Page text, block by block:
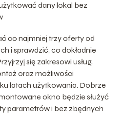
dany lokal bez
co najmniej trzy oferty od
i sprawdzić, co dokładnie
się zakresowi usług,
oraz możliwości
latach użytkowania. Dobrze
okno będzie służyć
parametrów i bez zbędnych